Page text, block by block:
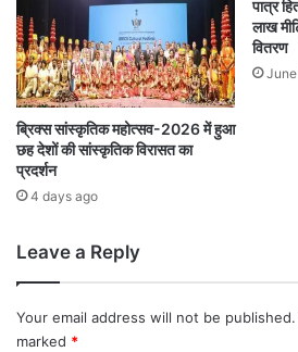
ब्रिक्स सांस्कृतिक महोत्सव-2026 में हुआ
छह देशों की सांस्कृतिक विरासत का
प्रदर्शन
4 days ago
पात्र
लाख
वितरण
Leave a Reply
Your email address will not be published.
marked *